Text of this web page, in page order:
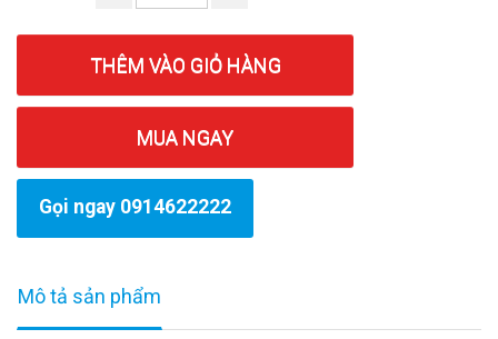
THÊM VÀO GIỎ HÀNG
MUA NGAY
Gọi ngay 0914622222
Mô tả sản phẩm